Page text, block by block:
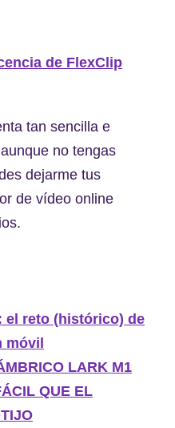
de FlexClip
tan sencilla e
no tengas
dejarme tus
de vídeo online
el reto (histórico) de
móvil
LARK M1
QUE EL